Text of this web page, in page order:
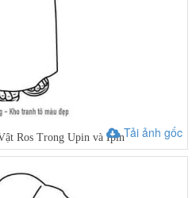
Tải ảnh gốc
Ros Trong Upin và Ipin